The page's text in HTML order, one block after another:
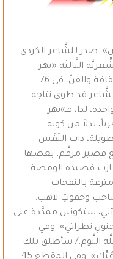
صدر للشَّاعر الكردي
الثَّالثة «نهر
المساء»، عن مؤسَّسة «سماكُرد» للثَّقافة والفنّ، في 76
قد طوى نتاجه
لذا، فـ»نهر
بدلاً من كونه
ذات النَفَس
بادلي إلى 100 مقطع قصير مرقَّم، بعضها
قصيدة الومضة.
بالنفحات
صاخب وخفوتٍ لاهب.
المساء الآتي، ستكونين ممدَّدة على
نظراتي». وفي
من قلَّة النَّوم./ سأطلق تلك